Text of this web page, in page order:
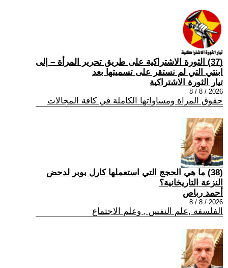
(37) الثورة الاشتراكية على طريق تحرير المرأة – إلى
ابنتي التي لم نستقر على تسميتها بعد
تيار الثورة الاشتراكية
2026 / 8 / 8
حقوق المراة ومساواتها الكاملة في كافة المجالات
(38) ما هي الحجج التي استعملها كارل بوبر لدحض
النزعة التاريخانية؟
أحمد رباص
2026 / 8 / 8
الفلسفة ,علم النفس , وعلم الاجتماع